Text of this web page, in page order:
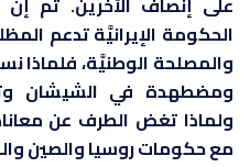
الحكومة الإيرانيَّة تدعم
والمصلحة الوطنيَّة،
ومضطهدة في الشيشان
ولماذا تغض الطرف عن
مع حكومات روسيا والصين